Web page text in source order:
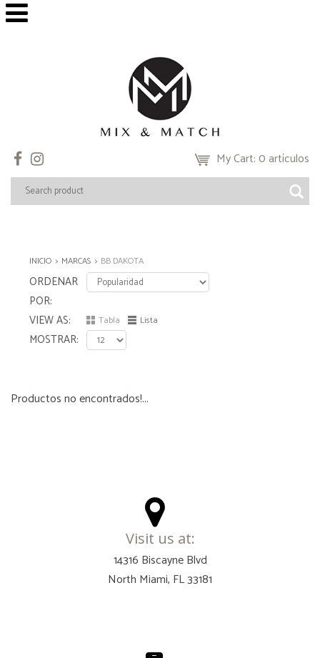
My Cart: 0 artículos
INICIO MARCAS BB DAKOTA
ORDENAR
POR
VIEW AS
Tabla Lista
MOSTRAR
Productos no encontrados!...
Visit us at:
14316 Biscayne Blvd
North Miami, FL 33181